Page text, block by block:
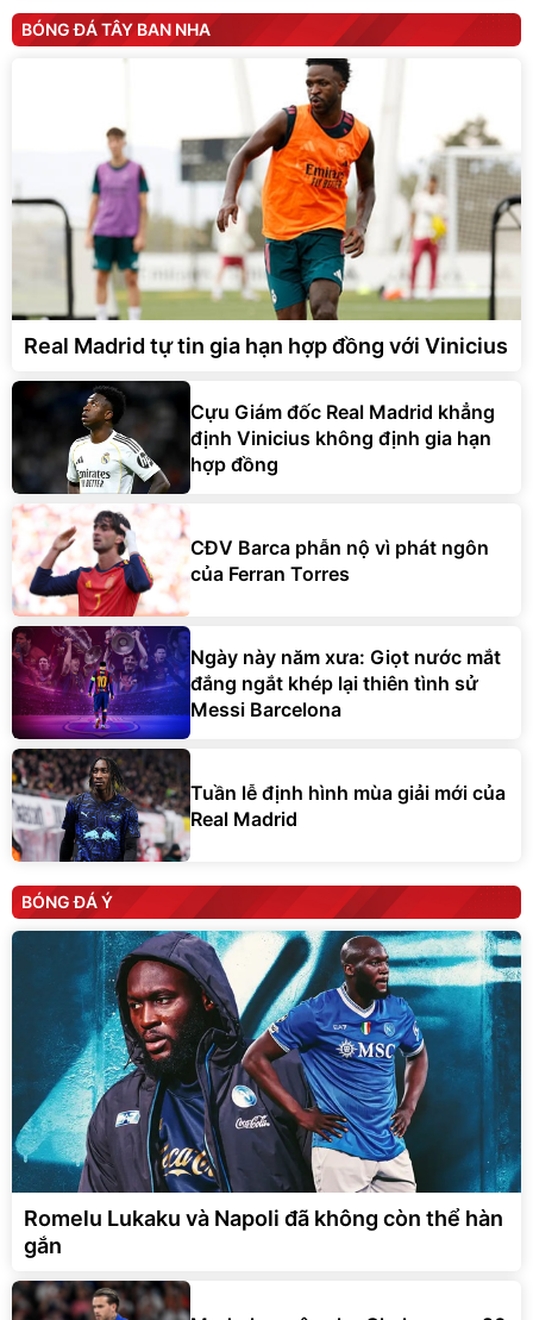
BÓNG ĐÁ TÂY BAN NHA
Real Madrid tự tin gia hạn hợp đồng với Vinicius
Cựu Giám đốc Real Madrid khẳng
định Vinicius không định gia hạn
hợp đồng
CĐV Barca phẫn nộ vì phát ngôn
của Ferran Torres
Ngày này năm xưa: Giọt nước mắt
đắng ngắt khép lại thiên tình sử
Messi Barcelona
Tuần lễ định hình mùa giải mới của
Real Madrid
BÓNG ĐÁ Ý
Romelu Lukaku và Napoli đã không còn thể hàn
gắn